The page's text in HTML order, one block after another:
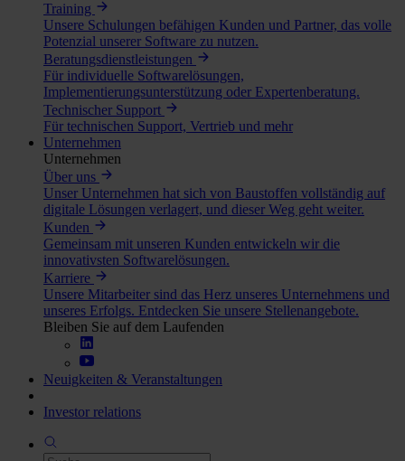
Training
Unsere Schulungen befähigen Kunden und Partner, das volle
Potenzial unserer Software zu nutzen.
Beratungsdienstleistungen
Für individuelle Softwarelösungen,
Implementierungsunterstützung oder Expertenberatung.
Technischer Support
Für technischen Support, Vertrieb und mehr
Unternehmen
Unternehmen
Über uns
Unser Unternehmen hat sich von Baustoffen vollständig auf
digitale Lösungen verlagert, und dieser Weg geht weiter.
Kunden
Gemeinsam mit unseren Kunden entwickeln wir die
innovativsten Softwarelösungen.
Karriere
Unsere Mitarbeiter sind das Herz unseres Unternehmens und
unseres Erfolgs. Entdecken Sie unsere Stellenangebote.
Bleiben Sie auf dem Laufenden
Neuigkeiten & Veranstaltungen
Investor relations